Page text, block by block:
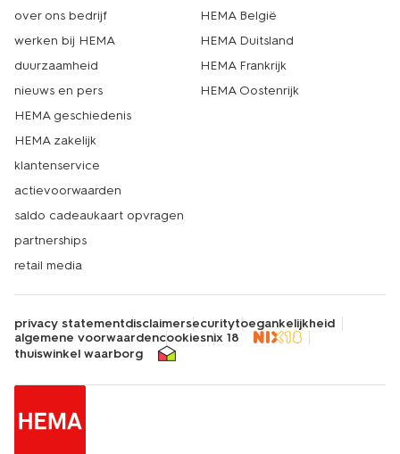
over ons bedrijf
werken bij HEMA
duurzaamheid
nieuws en pers
HEMA geschiedenis
HEMA zakelijk
klantenservice
actievoorwaarden
saldo cadeaukaart opvragen
partnerships
retail media
HEMA België
HEMA Duitsland
HEMA Frankrijk
HEMA Oostenrijk
privacy statementdisclaimersecuritytoegankelijkheid
algemene voorwaardencookiesnix 18
thuiswinkel waarborg